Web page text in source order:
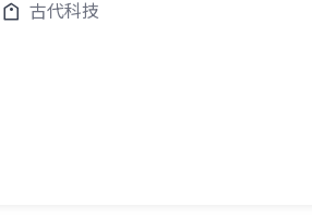
古代科技